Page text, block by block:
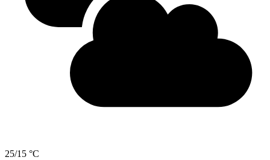
25/15 °C